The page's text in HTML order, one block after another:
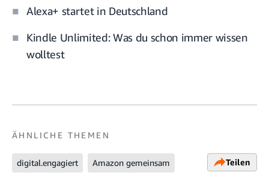
Alexa+ startet in Deutschland
Kindle Unlimited: Was du schon immer wissen
wolltest
ÄHNLICHE THEMEN
digital.engagiert Amazon gemeinsam Teilen